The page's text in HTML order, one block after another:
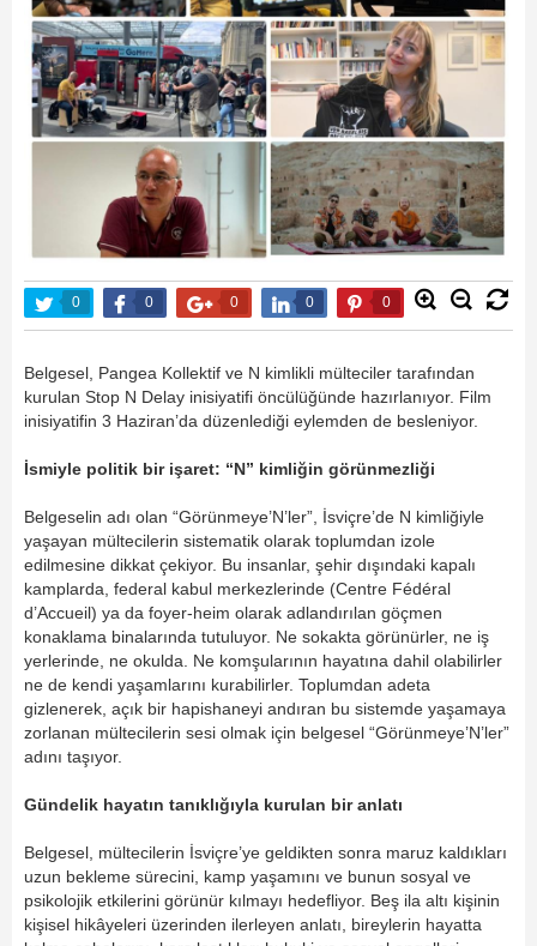
0 0 0 0 0
Belgesel, Pangea Kollektif ve N kimlikli mülteciler tarafından
kurulan Stop N Delay inisiyatifi öncülüğünde hazırlanıyor. Film
inisiyatifin 3 Haziran’da düzenlediği eylemden de besleniyor.
İsmiyle politik bir işaret: “N” kimliğin görünmezliği
Belgeselin adı olan “Görünmeye’N’ler”, İsviçre’de N kimliğiyle
yaşayan mültecilerin sistematik olarak toplumdan izole
edilmesine dikkat çekiyor. Bu insanlar, şehir dışındaki kapalı
kamplarda, federal kabul merkezlerinde (Centre Fédéral
d’Accueil) ya da foyer-heim olarak adlandırılan göçmen
konaklama binalarında tutuluyor. Ne sokakta görünürler, ne iş
yerlerinde, ne okulda. Ne komşularının hayatına dahil olabilirler
ne de kendi yaşamlarını kurabilirler. Toplumdan adeta
gizlenerek, açık bir hapishaneyi andıran bu sistemde yaşamaya
zorlanan mültecilerin sesi olmak için belgesel “Görünmeye’N’ler”
adını taşıyor.
Gündelik hayatın tanıklığıyla kurulan bir anlatı
Belgesel, mültecilerin İsviçre’ye geldikten sonra maruz kaldıkları
uzun bekleme sürecini, kamp yaşamını ve bunun sosyal ve
psikolojik etkilerini görünür kılmayı hedefliyor. Beş ila altı kişinin
kişisel hikâyeleri üzerinden ilerleyen anlatı, bireylerin hayatta